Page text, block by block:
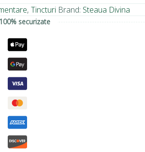
, Tincturi Brand: Steaua Divina
securizate